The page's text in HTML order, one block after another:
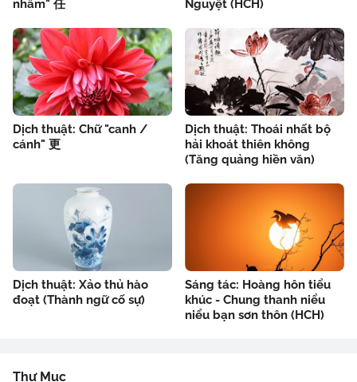
nhâm" 任 Nguyệt (HCH)
Dịch thuật: Chữ "canh /
cánh" 更
Dịch thuật: Thoái nhất bộ
hải khoát thiên không
(Tăng quảng hiền văn)
Dịch thuật: Xảo thủ hào
đoạt (Thành ngữ cố sự)
Sáng tác: Hoàng hôn tiểu
khúc - Chung thanh niểu
niểu bạn sơn thôn (HCH)
Thư Mục